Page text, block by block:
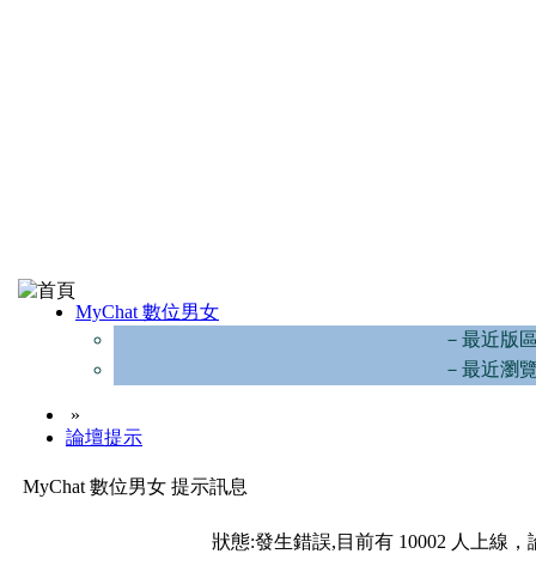
MyChat 數位男女
－最近版
－最近瀏
»
論壇提示
MyChat 數位男女 提示訊息
狀態:發生錯誤,目前有 10002 人上線